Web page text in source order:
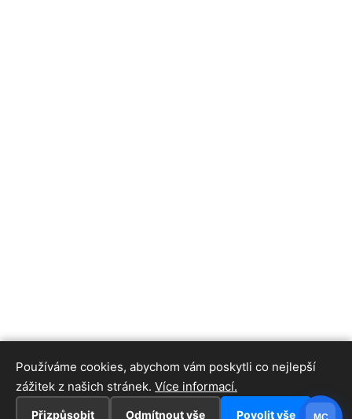
Používáme cookies, abychom vám poskytli co nejlepší
zážitek z našich stránek. Více informací.
Přizpůsobit Odmítnout vše Povolit vše